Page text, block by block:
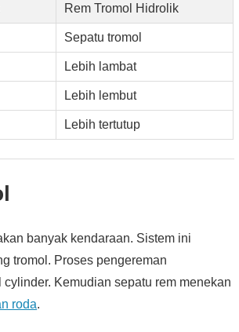
Rem Tromol Hidrolik
Sepatu tromol
Lebih lambat
Lebih lembut
Lebih tertutup
banyak kendaraan. Sistem ini
tromol. Proses pengereman
Kemudian sepatu rem menekan
roda.